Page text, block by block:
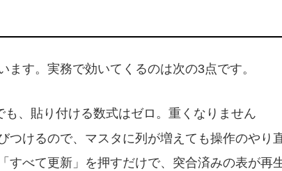
す。実務で効いてくるのは次の3点です。
、貼り付ける数式はゼロ。重くなりません
つけるので、マスタに列が増えても操作のやり
すべて更新」を押すだけで、突合済みの表が再